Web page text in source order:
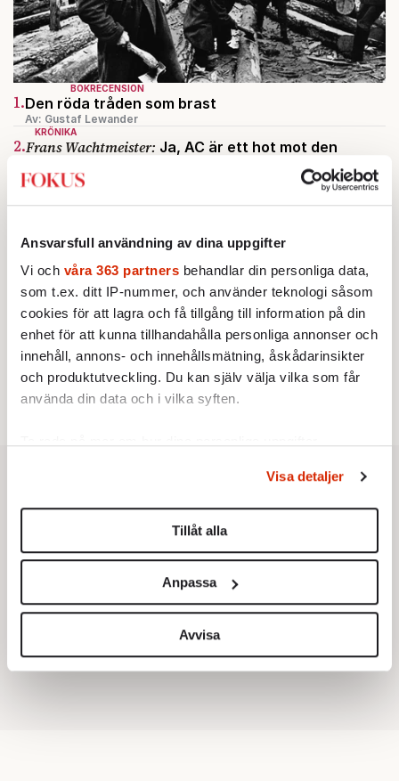
Ansvarsfull användning av dina uppgifter
Vi och våra 363 partners behandlar din personliga data,
som t.ex. ditt IP-nummer, och använder teknologi såsom
cookies för att lagra och få tillgång till information på din
enhet för att kunna tillhandahålla personliga annonser och
innehåll, annons- och innehållsmätning, åskådarinsikter
och produktutveckling. Du kan själv välja vilka som får
använda din data och i vilka syften.
Du kan ändra eller dra tillbaka ditt samtycke när som
helst från cookie-förklaringen.
Vi använder enhetsidentifierare för att anpassa innehållet
för sociala medier och analysera vår trafik. Vi
vidarebefordrar även sådana identifierare och annan
information från din enhet till de sociala medier och
annons- och analysföretag som vi samarbetar med.
Dessa kan i sin tur kombinera informationen med annan
Visa detaljer
Tillåt alla
Anpassa
Avvisa
BOKRECENSION
1.Den röda tråden som brast
Av: Gustaf Lewander
KRÖNIKA
2.Frans Wachtmeister: Ja, AC är ett hot mot den
STICKET
4.Nina Lekander:På ”Kommunisthögskolan” drömde
alla om att vara arbetarklass
5.Vattenbristen är här – men var femte liter läcker
ut
Av: Susanne Gäre
KRÖNIKA
6.Sakine Madon:Efter islamistdådet oroar sig
vänstern för Agnes Wold